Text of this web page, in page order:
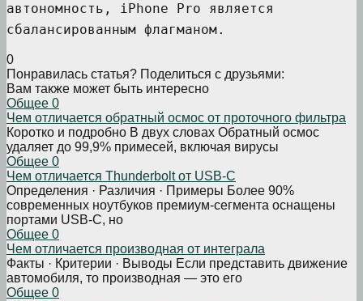
автономность, iPhone Pro является
сбалансированным флагманом.
0
Понравилась статья? Поделиться с друзьями:
Вам также может быть интересно
Общее 0
Чем отличается обратный осмос от проточного фильтра
Коротко и подробно В двух словах Обратный осмос
удаляет до 99,9% примесей, включая вирусы
Общее 0
Чем отличается Thunderbolt от USB-C
Определения · Различия · Примеры Более 90%
современных ноутбуков премиум-сегмента оснащены
портами USB-C, но
Общее 0
Чем отличается производная от интеграла
Факты · Критерии · Выводы Если представить движение
автомобиля, то производная — это его
Общее 0